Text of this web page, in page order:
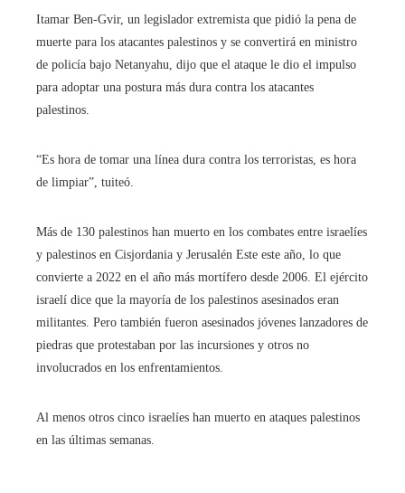
Itamar Ben-Gvir, un legislador extremista que pidió la pena de
muerte para los atacantes palestinos y se convertirá en ministro
de policía bajo Netanyahu, dijo que el ataque le dio el impulso
para adoptar una postura más dura contra los atacantes
palestinos.
“Es hora de tomar una línea dura contra los terroristas, es hora
de limpiar”, tuiteó.
Más de 130 palestinos han muerto en los combates entre israelíes
y palestinos en Cisjordania y Jerusalén Este este año, lo que
convierte a 2022 en el año más mortífero desde 2006. El ejército
israelí dice que la mayoría de los palestinos asesinados eran
militantes. Pero también fueron asesinados jóvenes lanzadores de
piedras que protestaban por las incursiones y otros no
involucrados en los enfrentamientos.
Al menos otros cinco israelíes han muerto en ataques palestinos
en las últimas semanas.